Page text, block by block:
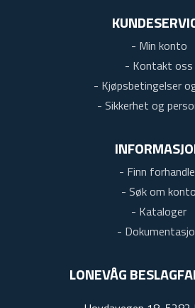
- Min konto
- Kontakt oss
- Kjøpsbetingelser
- Sikkerhet og
- Finn
- Søk om konto
- Kataloger
-
LONEVÅG